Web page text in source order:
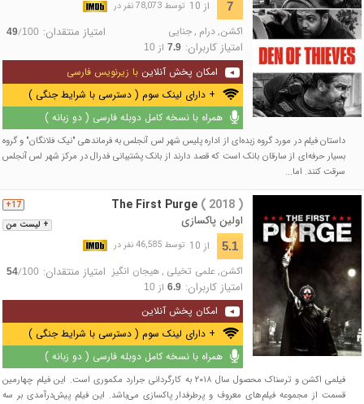
7 از 10 توسط 78,073 نفر در
اکشن,درام ,جنایی امتیاز منتقدان: 49/100
امتیاز کاربران: 7.9از 10
امکان پخش آنلاین با زیرنویس فارسی
+ دارای لینک سوم ( دسترسی با شرایط جنگی )
همراه با نسخه کامل دوبله فارسی ( دو زبانه )
داستان فیلم در مورد گروه زبده‌ای از اداره پلیس شهر لس آنجلس به فرماندهی "نیک فلانگان" و گروه
بسیار حرفه‌ای از سارقان بانک است که قصد دارند از بانک پشتیبانی فدرال در مرکز شهر لس آنجلس
سرقت کنند. اما...
+ لیست من
17+ The First Purge ( 2018 )
اولین پاکسازی
5.1 از 10 توسط 46,585 نفر در
اکشن, علمی تخیلی , هیجان انگیز امتیاز منتقدان: 54/100
امتیاز کاربران: 6.9از 10
امکان پخش آنلاین
+ دارای لینک سوم ( دسترسی با شرایط جنگی )
همراه با نسخه کامل دوبله فارسی ( دو زبانه )
فیلمی اکشن و ترسناک محصول سال ۲۰۱۸ به کارگردانی جرارد مک‎موری است. این فیلم چهارمین
قسمت از مجموعه فیلم‌های معروف و پرطرفدار پاکسازی می‌باشد. این فیلم پیش‌درآمدی بر سه